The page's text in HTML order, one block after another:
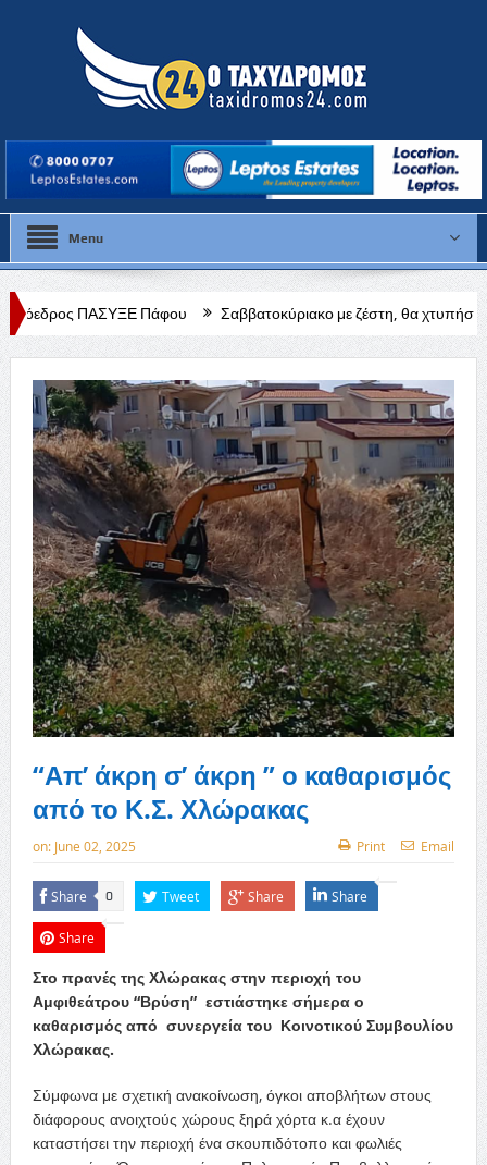
Menu
Πάφου Σαββατοκύριακο με ζέστη, θα χτυπήσει κόκκινο η
“Απ’ άκρη σ’ άκρη ” ο καθαρισμός
από το Κ.Σ. Χλώρακας
on: June 02, 2025 Print Email
Share 0 Tweet Share Share
Share
Στο πρανές της Χλώρακας στην περιοχή του
Αμφιθεάτρου “Βρύση” εστιάστηκε σήμερα ο
καθαρισμός από συνεργεία του Κοινοτικού Συμβουλίου
Χλώρακας.
Σύμφωνα με σχετική ανακοίνωση, όγκοι αποβλήτων στους
διάφορους ανοιχτούς χώρους ξηρά χόρτα κ.α έχουν
καταστήσει την περιοχή ένα σκουπιδότοπο και φωλιές